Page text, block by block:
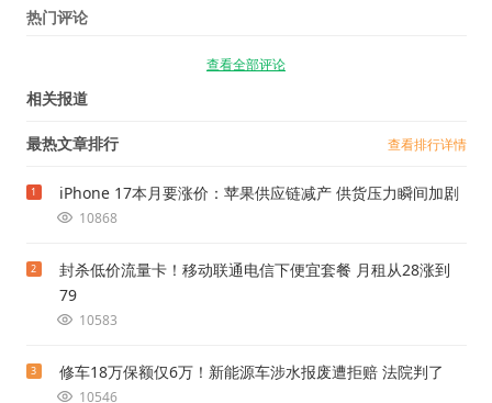
热门评论
查看全部评论
相关报道
最热文章排行 查看排行详情
1 iPhone 17本月要涨价：苹果供应链减产 供货压力瞬间加剧
10868
2
封杀低价流量卡！移动联通电信下便宜套餐 月租从28涨到
79
10583
3 修车18万保额仅6万！新能源车涉水报废遭拒赔 法院判了
10546